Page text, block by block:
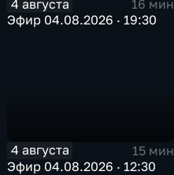
4 августа
16 мин
Эфир 04.08.2026 · 19:30
4 августа
15 мин
Эфир 04.08.2026 · 12:30